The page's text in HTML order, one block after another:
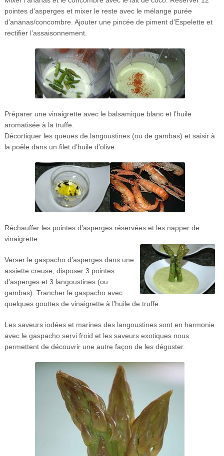
pointes d’asperges et mixer le reste avec le mélange purée
d’ananas/concombre. Ajouter une pincée de piment d’Espelette et
rectifier l’assaisonnement.
Préparer une vinaigrette avec le balsamique blanc et l’huile
aromatisée à la truffe.
Décortiquer les queues de langoustines (ou de gambas) et saisir à
la poêle dans un filet d’huile d’olive.
Réchauffer les pointes d’asperges réservées et les napper de
vinaigrette.
Verser le gaspacho d’asperges dans une
assiette creuse, disposer 3 pointes
d’asperges et 3 langoustines (ou
gambas). Trancher le gaspacho avec
quelques gouttes de vinaigrette à l’huile de truffe.
Les saveurs iodées et marines des langoustines sont en harmonie
avec le gaspacho servi froid et les saveurs exotiques nous
permettent de découvrir une autre façon de les déguster.